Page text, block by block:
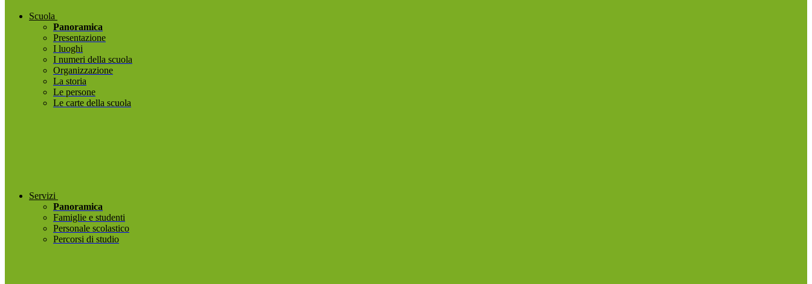
Scuola
Panoramica
Presentazione
I luoghi
I numeri della scuola
Organizzazione
La storia
Le persone
Le carte della scuola
Servizi
Panoramica
Famiglie e studenti
Personale scolastico
Percorsi di studio